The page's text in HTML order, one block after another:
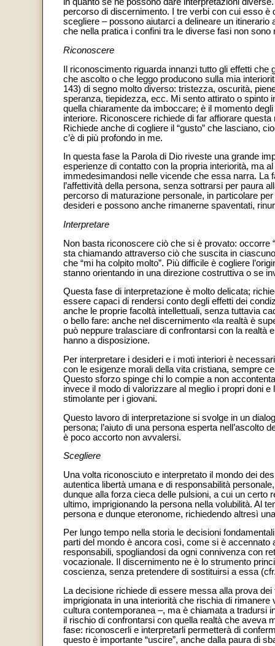
in quanto se ne possono dare interpretazioni
percorso di discernimento. I tre verbi con cui esso è
scegliere – possono aiutarci a delineare un
che nella pratica i confini tra le diverse fasi non sono
Riconoscere
Il riconoscimento riguarda innanzi tutto gli effetti
che ascolto o che leggo producono sulla mia
143) di segno molto diverso: tristezza, oscurità,
speranza, tiepidezza, ecc. Mi sento attirato o spinto
quella chiaramente da imboccare; è il momento
interiore. Riconoscere richiede di far affiorare
Richiede anche di cogliere il “gusto” che lasciano,
c’è di più profondo in me.
In questa fase la Parola di Dio riveste una grande
esperienze di contatto con la propria interiorità, ma
immedesimandosi nelle vicende che essa narra.
l’affettività della persona, senza sottrarsi per paura
percorso di maturazione personale, in particolare
desideri e possono anche rimanerne spaventati,
Interpretare
Non basta riconoscere ciò che si è provato: occorre
sta chiamando attraverso ciò che suscita in
che “mi ha colpito molto”. Più difficile è cogliere
stanno orientando in una direzione costruttiva o se
Questa fase di interpretazione è molto delicata;
essere capaci di rendersi conto degli effetti dei
anche le proprie facoltà intellettuali, senza tuttavia
o bello fare: anche nel discernimento «la realtà è
può neppure tralasciare di confrontarsi con la realtà
hanno a disposizione.
Per interpretare i desideri e i moti interiori è
con le esigenze morali della vita cristiana, sempre
Questo sforzo spinge chi lo compie a non
invece il modo di valorizzare al meglio i propri doni
stimolante per i giovani.
Questo lavoro di interpretazione si svolge in un
persona; l’aiuto di una persona esperta nell’ascolto
è poco accorto non avvalersi.
Scegliere
Una volta riconosciuto e interpretato il mondo dei
autentica libertà umana e di responsabilità
dunque alla forza cieca delle pulsioni, a cui un certo
ultimo, imprigionando la persona nella volubilità. Al
persona e dunque eteronome, richiedendo altresì
Per lungo tempo nella storia le decisioni
parti del mondo è ancora così, come si è
responsabili, spogliandosi da ogni connivenza con
vocazionale. Il discernimento ne è lo strumento
coscienza, senza pretendere di sostituirsi a essa
La decisione richiede di essere messa alla prova
imprigionata in una interiorità che rischia di
cultura contemporanea –, ma è chiamata a tradursi
il rischio di confrontarsi con quella realtà che aveva
fase: riconoscerli e interpretarli permetterà di
questo è importante “uscire”, anche dalla paura di